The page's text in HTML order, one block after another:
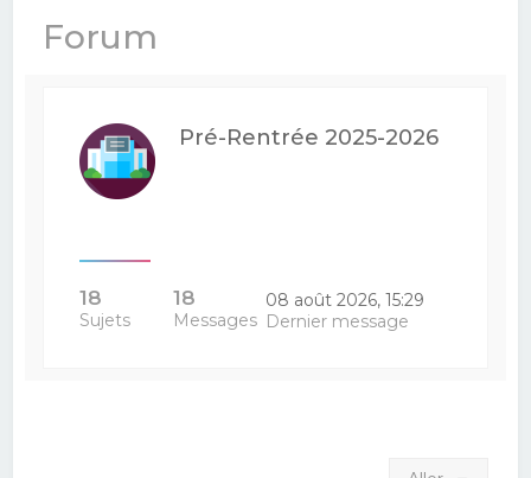
Forum
Pré-Rentrée 2025-2026
18
Sujets
18
Messages
08 août 2026, 15:29
Dernier message